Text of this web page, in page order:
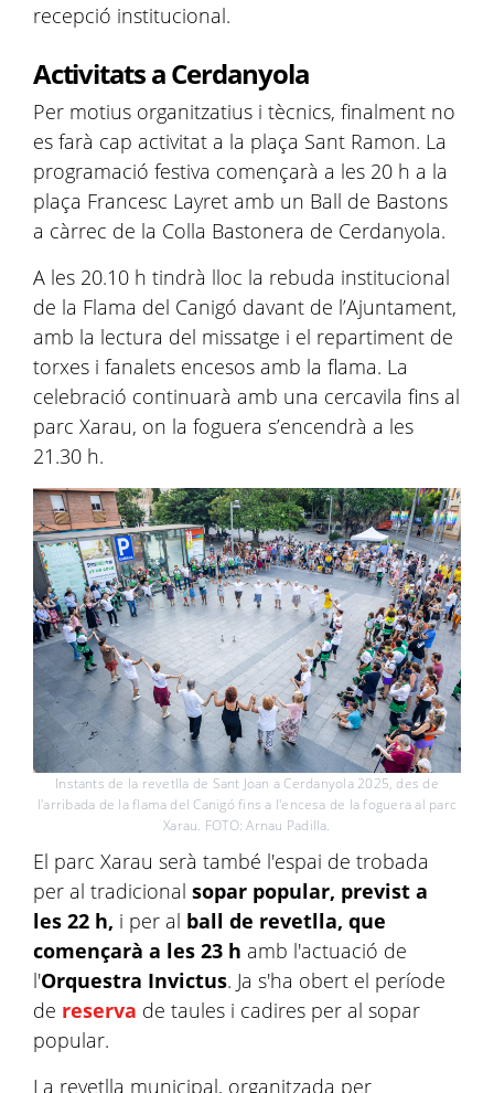
recepció institucional.
Activitats a Cerdanyola
Per motius organitzatius i tècnics, finalment no
es farà cap activitat a la plaça Sant Ramon. La
programació festiva començarà a les 20 h a la
plaça Francesc Layret amb un Ball de Bastons
a càrrec de la Colla Bastonera de Cerdanyola.
A les 20.10 h tindrà lloc la rebuda institucional
de la Flama del Canigó davant de l’Ajuntament,
amb la lectura del missatge i el repartiment de
torxes i fanalets encesos amb la flama. La
celebració continuarà amb una cercavila fins al
parc Xarau, on la foguera s’encendrà a les
21.30 h.
Instants de la revetlla de Sant Joan a Cerdanyola 2025, des de
l'arribada de la flama del Canigó fins a l'encesa de la foguera al parc
Xarau. FOTO: Arnau Padilla.
El parc Xarau serà també l'espai de trobada
per al tradicional sopar popular, previst a
les 22 h, i per al ball de revetlla, que
començarà a les 23 h amb l'actuació de
l'Orquestra Invictus. Ja s'ha obert el període
de reserva de taules i cadires per al sopar
popular.
La revetlla municipal, organitzada per